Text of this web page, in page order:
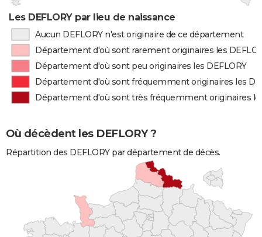
Les DEFLORY par lieu de naissance
Aucun DEFLORY n'est originaire de ce département
Département d'où sont rarement originaires les
Département d'où sont peu originaires les DEFLORY
Département d'où sont fréquemment originaires les
Département d'où sont très fréquemment originaires
Où décèdent les DEFLORY ?
Répartition des DEFLORY par département de décès.